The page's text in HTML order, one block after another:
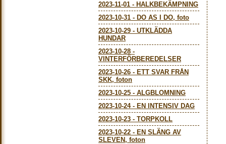
2023-11-01 - HALKBEKÄMPNING
2023-10-31 - DO AS I DO, foto
2023-10-29 - UTKLÄDDA
HUNDAR
2023-10-28 -
VINTERFÖRBEREDELSER
2023-10-26 - ETT SVAR FRÅN
SKK, foton
2023-10-25 - ALGBLOMNING
2023-10-24- EN INTENSIV DAG
2023-10-23 - TORPKOLL
2023-10-22 - EN SLÄNG AV
SLEVEN, foton